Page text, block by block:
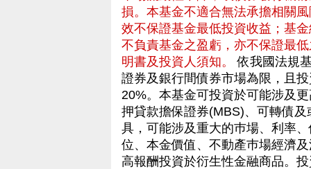
損。本基金不適合無法承擔相關
效不保證基金最低投資收益；基
不負責基金之盈虧，亦不保證最
明書及投資人須知。
依我國法規
證券及銀行間債券市場為限，且
20%。本基金可投資於可能涉及
押貸款擔保證券(MBS)、可轉債
具，可能涉及重大的巿場、利率
位、本金價值、不動產巿場經濟
高報酬投資於衍生性金融商品。